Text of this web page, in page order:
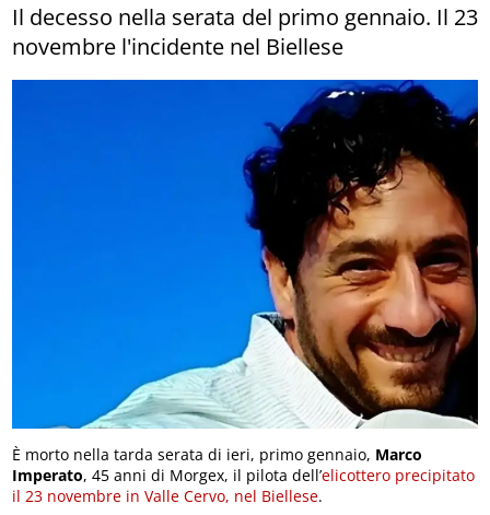
Il decesso nella serata del primo gennaio. Il 23
novembre l'incidente nel Biellese
È morto nella tarda serata di ieri, primo gennaio, Marco
Imperato, 45 anni di Morgex, il pilota dell’elicottero precipitato
il 23 novembre in Valle Cervo, nel Biellese.